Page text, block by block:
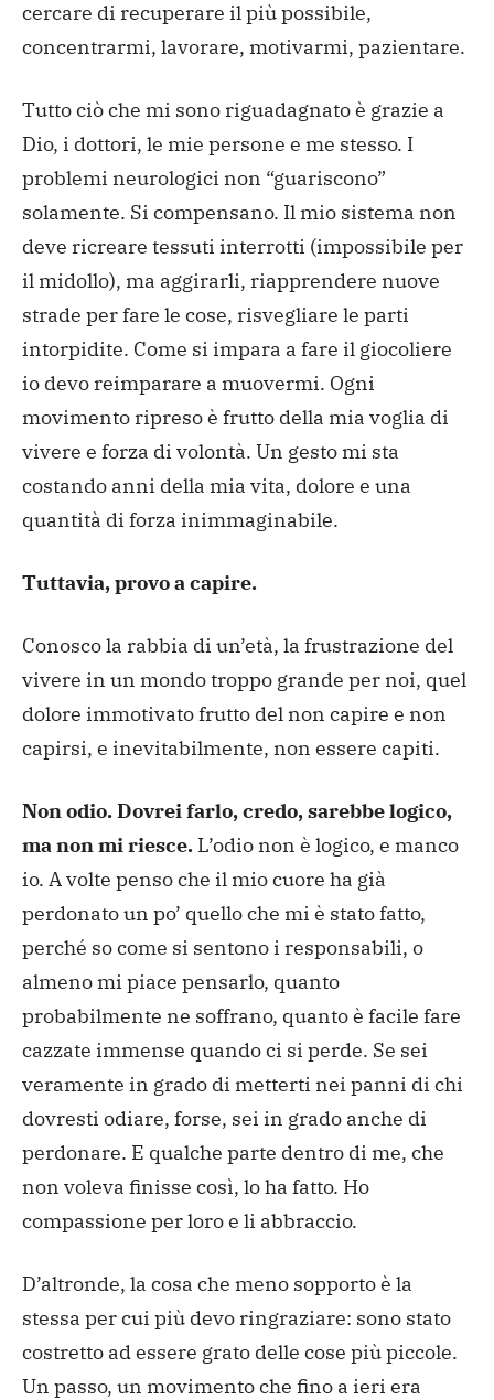
cercare di recuperare il più possibile,
concentrarmi, lavorare, motivarmi, pazientare.
Tutto ciò che mi sono riguadagnato è grazie a
Dio, i dottori, le mie persone e me stesso. I
problemi neurologici non “guariscono”
solamente. Si compensano. Il mio sistema non
deve ricreare tessuti interrotti (impossibile per
il midollo), ma aggirarli, riapprendere nuove
strade per fare le cose, risvegliare le parti
intorpidite. Come si impara a fare il giocoliere
io devo reimparare a muovermi. Ogni
movimento ripreso è frutto della mia voglia di
vivere e forza di volontà. Un gesto mi sta
costando anni della mia vita, dolore e una
quantità di forza inimmaginabile.
Tuttavia, provo a capire.
Conosco la rabbia di un’età, la frustrazione del
vivere in un mondo troppo grande per noi, quel
dolore immotivato frutto del non capire e non
capirsi, e inevitabilmente, non essere capiti.
Non odio. Dovrei farlo, credo, sarebbe logico,
ma non mi riesce. L’odio non è logico, e manco
io. A volte penso che il mio cuore ha già
perdonato un po’ quello che mi è stato fatto,
perché so come si sentono i responsabili, o
almeno mi piace pensarlo, quanto
probabilmente ne soffrano, quanto è facile fare
cazzate immense quando ci si perde. Se sei
veramente in grado di metterti nei panni di chi
dovresti odiare, forse, sei in grado anche di
perdonare. E qualche parte dentro di me, che
non voleva finisse così, lo ha fatto. Ho
compassione per loro e li abbraccio.
D’altronde, la cosa che meno sopporto è la
stessa per cui più devo ringraziare: sono stato
costretto ad essere grato delle cose più piccole.
Un passo, un movimento che fino a ieri era